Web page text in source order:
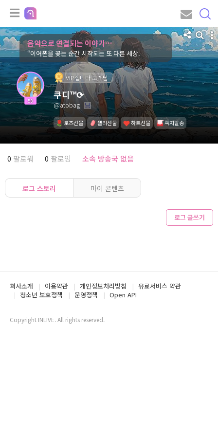
음악으로 연결되는 이야기…
“이어폰을 꽂는 순간 시작되는 또 다른 세상.
58
VIP십니다 고객님
쿠디™⟳
@atobag
로즈선물 젤리선물 하트선물 쪽지발송
0 팔로워 0 팔로잉 소속 방송국 없음
로그 스토리 마이 콘텐츠
로그 글쓰기
회사소개 이용약관 개인정보처리방침
유료서비스 약관
청소년 보호정책
운영정책 Open API
Copyright INLIVE. All rights reserved.